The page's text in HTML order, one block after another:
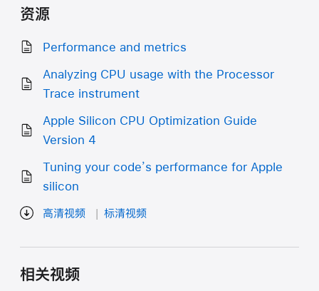
资源
Performance and metrics
Analyzing CPU usage with the Processor
Trace instrument
Apple Silicon CPU Optimization Guide
Version 4
Tuning your code’s performance for Apple
silicon
高清视频 标清视频
相关视频